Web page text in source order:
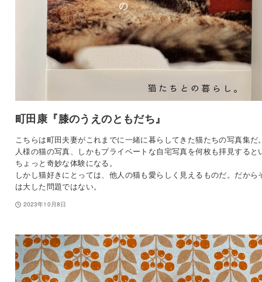
町田康『膝のうえのともだち』
こちらは町田夫妻がこれまでに一緒に暮らしてきた猫たちの写真集だ
人様の猫の写真、しかもプライベートな自宅写真を何枚も拝見すると
ちょっと奇妙な体験になる。
しかし猫好きにとっては、他人の猫も愛らしく見えるものだ。だから
は大した問題ではない。
2023年10月8日